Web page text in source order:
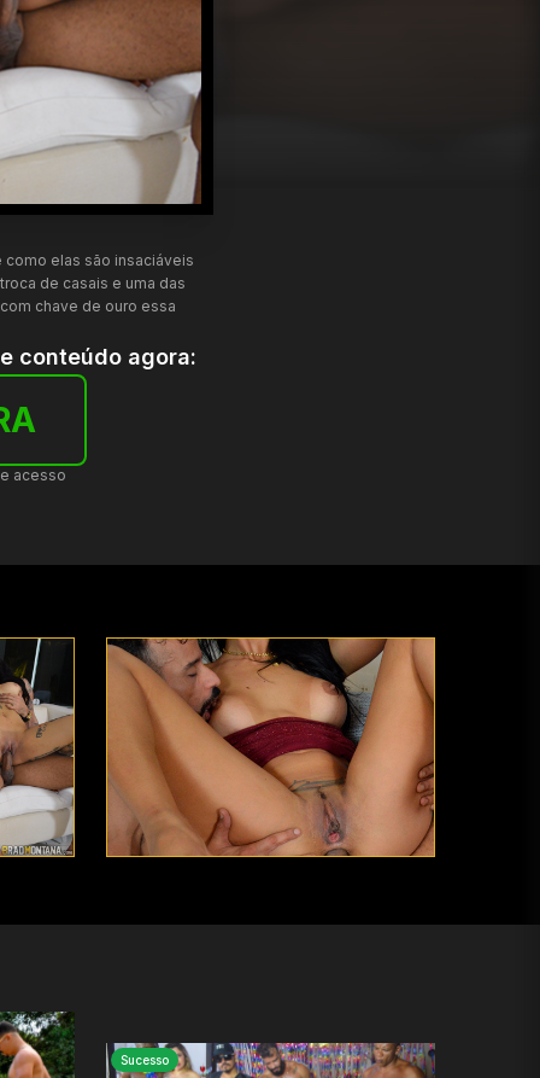
como elas são insaciáveis
de casais e uma das
chave de ouro essa
conteúdo agora:
acesso
Sucesso